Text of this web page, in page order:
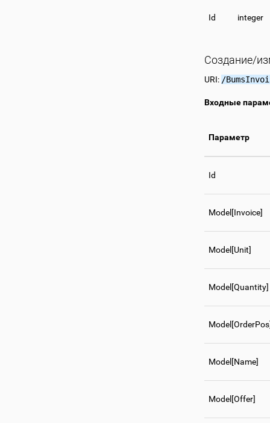
Id integer
Создание/
URI: /
Входные
Параметр
Id
Model[Invoice]
Model[Unit]
Model[Quantity]
Model[Name]
Model[Offer]